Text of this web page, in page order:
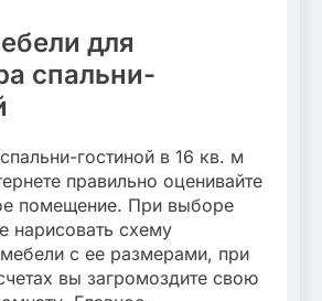
для
спальни-
гостиной в 16 кв. м
правильно оценивайте
помещение. При выборе
нарисовать схему
с ее размерами, при
вы загромоздите свою